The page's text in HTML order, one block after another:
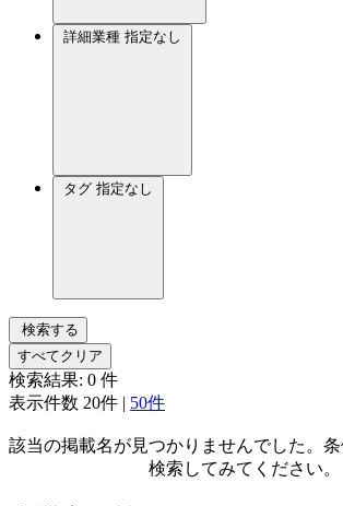
詳細業種 指定なし
タグ 指定なし
検索する
すべてクリア
検索結果: 0 件
表示件数 20件 | 50件
該当の掲載名が見つかりませんでした。
検索してみてください。